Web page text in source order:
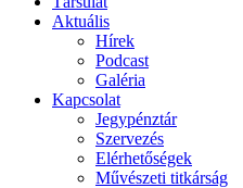
Aktuális
Hírek
Podcast
Galéria
Kapcsolat
Jegypénztár
Szervezés
Elérhetőségek
Művészeti titkárság